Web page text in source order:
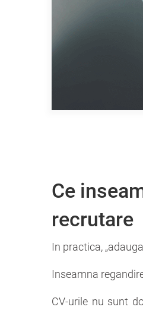
Ce
recrutare
In practica,
Inseamna
CV-urile nu sunt